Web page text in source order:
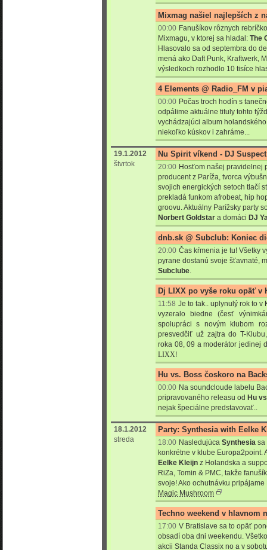
Mixmag našiel najlepších z
00:00 Fanušíkov rôznych
Mixmagu, v ktorej sa hladal: The
Hlasovalo sa od septembra do
mená ako Daft Punk, Kraftwerk,
výsledkoch rozhodlo 10 tisíce
4 Elements @ Radio_FM v
00:00 Počas troch hodín s
odpálime aktuálne tituly tohto
vychádzajúci album
niekoľko kúskov i zahráme...
19.1.2012
štvrtok
Nu Spirit víkend - DJ
20:00 Hosťom našej pravidelnej
producent z Paríža, tvorca
svojich energických setoch tlačí
prekladá funkom afrobeat, hip
groovu. Aktuálny Parížsky party
Norbert Goldstar a domáci DJ
dnb.sk @ Subclub: Koniec
20:00 Čas kŕmenia je tu! Všetky
pyrane dostanú svoje šťavnaté,
Subclube.
Dj LIXX po vyše roku opäť v
11:58 Je to tak.. uplynulý rok to v
vyzeralo biedne (česť
spolupráci s novým klubom
presvedčiť už zajtra do T-
roka 08, 09 a moderátor jedinej
LIXX!
Hu vs. Boss čoskoro na
00:00 Na soundcloude labelu
pripravovaného releasu od Hu
nejak špeciálne predstavovať..
18.1.2012
streda
Party: Synthesia with Eelke
18:00 Nasledujúca Synthesia sa
konkrétne v klube Europa2point.
Eelke Kleijn z Holandska a
RiZa, Tomin & PMC, takže
svoje! Ako ochutnávku
Magic Mushroom
Techno weekend v hlavnom
17:00 V Bratislave sa to opäť
obsadí oba dni weekendu.
akcii Standa Classix no a v